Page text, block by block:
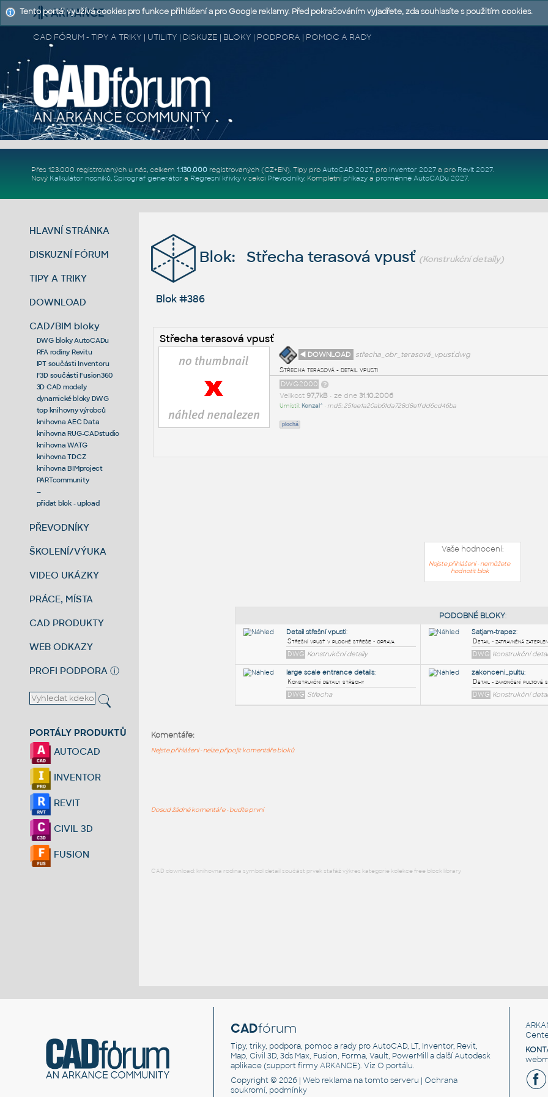
CAD FÓRUM - TIPY A TRIKY | UTILITY | DISKUZE | BLOKY | PODPORA | POMOC A RADY
Přes 123.000 registrovaných u nás, celkem 1.130.000registrovaných (CZ+EN). Tipy pro AutoCAD 2027, pro Inventor 2027a pro Revit 2027.
Nový Kalkulátor nosníků, Spirograf generátor a Regresní křivkyv sekci Převodníky. Kompletní příkazya proměnné AutoCADu 2027.
HLAVNÍ STRÁNKA
DISKUZNÍ FÓRUM
TIPY A TRIKY
DOWNLOAD
CAD/BIM bloky
DWG bloky AutoCADu
RFA rodiny Revitu
IPT součásti Inventoru
F3D součásti Fusion360
3D CAD modely
dynamické bloky DWG
top knihovny výrobců
knihovna AEC Data
knihovna RUG-CADstudio
knihovna WATG
knihovna TDCZ
knihovna BIMproject
PARTcommunity
--
přidat blok - upload
PŘEVODNÍKY
ŠKOLENÍ/VÝUKA
VIDEO UKÁZKY
PRÁCE, MÍSTA
CAD PRODUKTY
WEB ODKAZY
PROFI PODPORA ⓘ
PORTÁLY PRODUKTŮ
AUTOCAD
INVENTOR
REVIT
CIVIL 3D
FUSION
Blok: Střecha terasová vpusť (Konstrukční detaily)
Blok #386
Střecha terasová vpusť
◄ DOWNLOAD
střecha_obr_terasová_vpusť.dwg
Střecha terasová - detail vpusti
DWG2000
Velikost 97,7kB• ze dne 31.10.2006
Umístil: Konzal^ • md5: 251ee1a20ab61da728d8e1fdd6cd46ba
plochá
Vaše hodnocení:
Nejste přihlášeni - nemůžete
hodnotit blok
Komentáře:
Nejste přihlášeni - nelze připojit komentáře bloků
Dosud žádné komentáře - buďte první
CAD download: knihovna rodina symbol detail součást prvek stafáž výkres kategorie kolekce free block library
CADfórum
Tipy, triky, podpora, pomoc a rady pro AutoCAD, LT, Inventor, Revit,
Map, Civil 3D, 3ds Max, Fusion, Forma, Vault, PowerMill a další Autodesk
aplikace (support firmy ARKANCE). VizO portálu.
Copyright © 2026 |Web reklama na tomto serveru |Ochrana
soukromí, podmínky
Tento portál využívá cookies pro funkce přihlášení a pro Google reklamy. Před pokračováním vyjadřete, zda souhlasíte s použitím cookies.